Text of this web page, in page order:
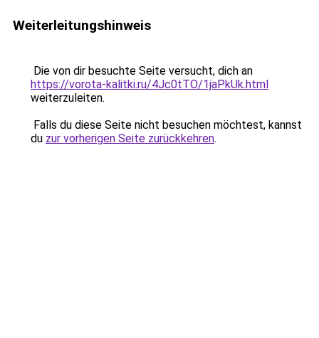
Weiterleitungshinweis
Die von dir besuchte Seite versucht, dich an
https://vorota-kalitki.ru/4Jc0tTO/1jaPkUk.html
weiterzuleiten.
Falls du diese Seite nicht besuchen möchtest, kannst
du zur vorherigen Seite zurückkehren.